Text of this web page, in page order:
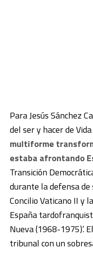
Para Jesús Sánchez
del ser y hacer de
multiforme
estaba afrontando
Transición
durante la defensa de
Concilio Vaticano II y
España
Nueva (1968-1975)’.
tribunal con un